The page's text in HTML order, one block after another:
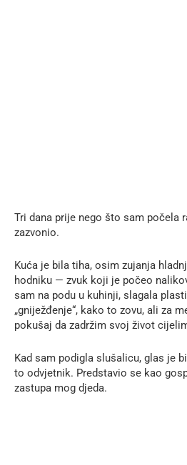
Tri dana prije nego što sam počela
zazvonio.
Kuća je bila tiha, osim zujanja
hodniku — zvuk koji je počeo
sam na podu u kuhinji, slagala
„gniježđenje“, kako to zovu, ali za
pokušaj da zadržim svoj život
Kad sam podigla slušalicu, glas je
to odvjetnik. Predstavio se kao
zastupa mog djeda.